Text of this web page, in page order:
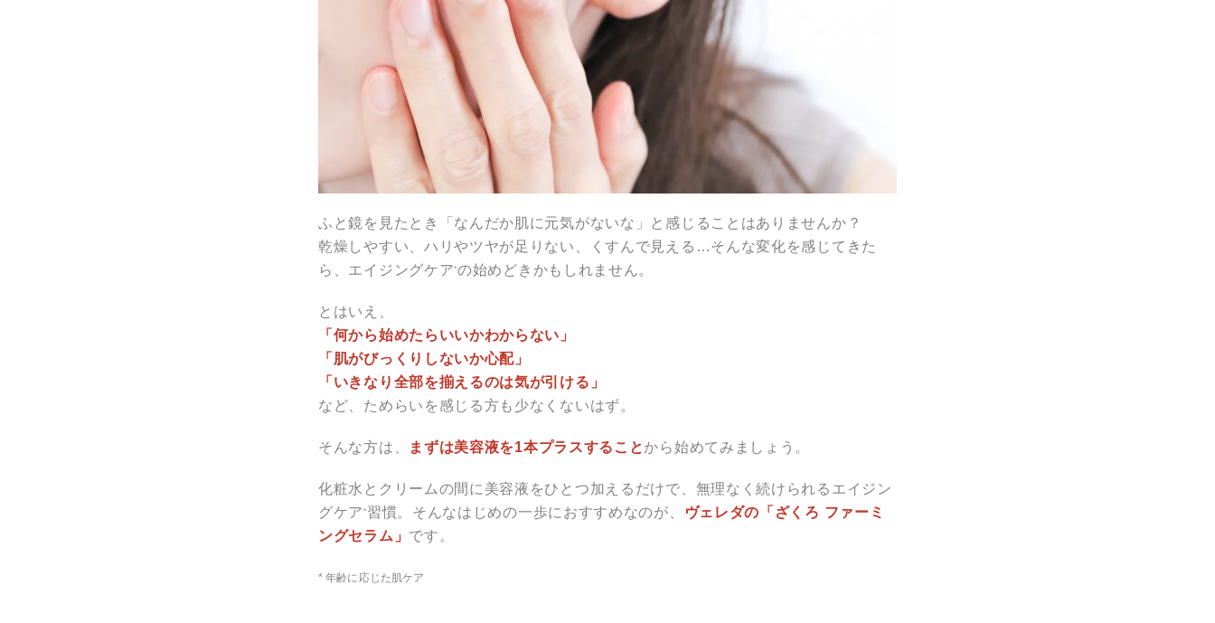
ふと鏡を見たとき「なんだか肌に元気がないな」と感じることはありませんか？
乾燥しやすい、ハリやツヤが足りない、くすんで見える…そんな変化を感じてきた
ら、エイジングケア*の始めどきかもしれません。
とはいえ、
「何から始めたらいいかわからない」
「肌がびっくりしないか心配」
「いきなり全部を揃えるのは気が引ける」
など、ためらいを感じる方も少なくないはず。
そんな方は、 まずは美容液を1本プラスすることから始めてみましょう。
化粧水とクリームの間に美容液をひとつ加えるだけで、無理なく続けられるエイジン
グケア* 習慣。そんなはじめの一歩におすすめなのが、
ヴェレダの「ざくろ ファーミ
ングセラム」 です。
* 年齢に応じた肌ケア